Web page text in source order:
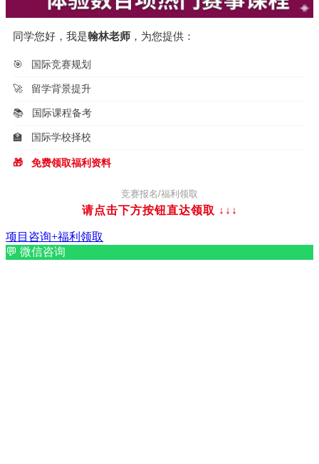
同学您好，我是翰林老师 ，为您提供：
🎯 国际竞赛规划
🚀 留学背景提升
📚 国际课程备考
🏫 国际学校择校
🎁 免费领取福利资料
竞赛报名/福利领取
请点击下方按钮直达领取 ↓↓↓
项目咨询+福利领取
💬 微信咨询